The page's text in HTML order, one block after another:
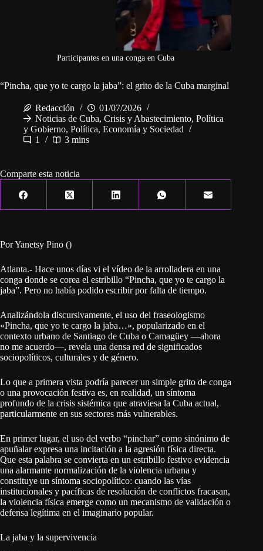
Participantes en una conga en Cuba
“Pincha, que yo te cargo la jaba”: el grito de la Cuba marginal
Redacción
01/07/2026
Noticias de Cuba, Crisis y Abastecimiento, Política
y Gobierno, Política, Economía y Sociedad
1
3 mins
Comparte esta noticia
Por Yanetsy Pino ()
Atlanta.- Hace unos días vi el vídeo de la arrolladera en una
conga donde se corea el estribillo “Pincha, que yo te cargo la
jaba”. Pero no había podido escribir por falta de tiempo.
Analizándola discursivamente, el uso del fraseologismo
«Pincha, que yo te cargo la jaba…», popularizado en el
contexto urbano de Santiago de Cuba o Camagüey —ahora
no me acuerdo—, revela una densa red de significados
sociopolíticos, culturales y de género.
Lo que a primera vista podría parecer un simple grito de conga
o una provocación festiva es, en realidad, un síntoma
profundo de la crisis sistémica que atraviesa la Cuba actual,
particularmente en sus sectores más vulnerables.
En primer lugar, el uso del verbo “pinchar” como sinónimo de
apuñalar expresa una incitación a la agresión física directa.
Que esta palabra se convierta en un estribillo festivo evidencia
una alarmante normalización de la violencia urbana y
constituye un síntoma sociopolítico: cuando las vías
institucionales y pacíficas de resolución de conflictos fracasan,
la violencia física emerge como un mecanismo de validación o
defensa legítima en el imaginario popular.
La jaba y la supervivencia